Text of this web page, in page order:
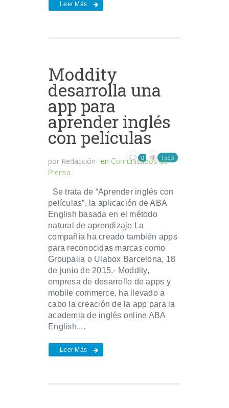
Leer Más
Moddity
desarrolla una
app para
aprender inglés
con películas
por Redacción en Comunicados de
Prensa
0 1563
Se trata de “Aprender inglés con
películas”, la aplicación de ABA
English basada en el método
natural de aprendizaje La
compañía ha creado también apps
para reconocidas marcas como
Groupalia o Ulabox Barcelona, 18
de junio de 2015.- Moddity,
empresa de desarrollo de apps y
mobile commerce, ha llevado a
cabo la creación de la app para la
academia de inglés online ABA
English....
Leer Más